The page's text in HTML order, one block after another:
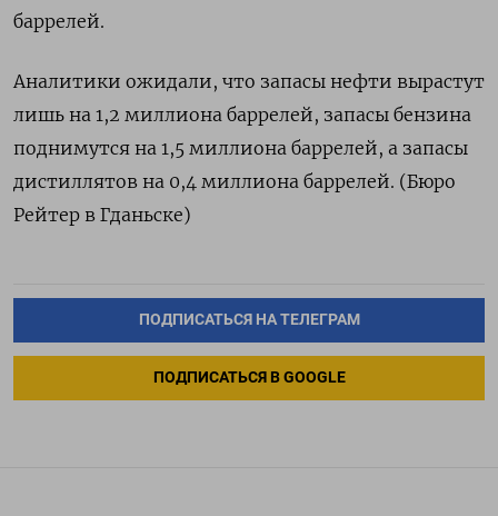
баррелей.
Аналитики ожидали, что запасы нефти вырастут
лишь на 1,2 миллиона баррелей, запасы бензина
поднимутся на 1,5 миллиона баррелей, а запасы ​
дистиллятов на 0,4 миллиона баррелей​. (Бюро
Рейтер в Гданьске)
ПОДПИСАТЬСЯ НА ТЕЛЕГРАМ
ПОДПИСАТЬСЯ В GOOGLE